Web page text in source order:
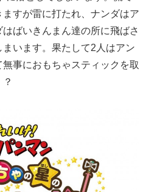
すが雷に打たれ、ナンダはア
ばいきんまん達の所に飛ばさ
います。果たして2人はアン
事におもちゃスティックを取